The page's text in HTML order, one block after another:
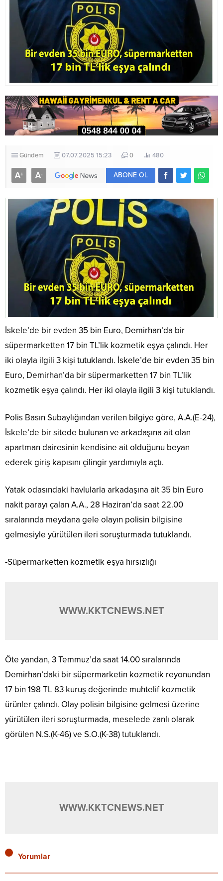
Gündem 07.07.2025 15:23 0 480
A+ A- ABONE OL
İskele’de bir evden 35 bin Euro, Demirhan’da bir
süpermarketten 17 bin TL’lik kozmetik eşya çalındı. Her
iki olayla ilgili 3 kişi tutuklandı. İskele’de bir evden 35 bin
Euro, Demirhan’da bir süpermarketten 17 bin TL’lik
kozmetik eşya çalındı. Her iki olayla ilgili 3 kişi tutuklandı.
Polis Basın Subaylığından verilen bilgiye göre, A.A.(E-24),
İskele’de bir sitede bulunan ve arkadaşına ait olan
apartman dairesinin kendisine ait olduğunu beyan
ederek giriş kapısını çilingir yardımıyla açtı.
Yatak odasındaki havlularla arkadaşına ait 35 bin Euro
nakit parayı çalan A.A., 28 Haziran’da saat 22.00
sıralarında meydana gele olayın polisin bilgisine
gelmesiyle yürütülen ileri soruşturmada tutuklandı.
-Süpermarketten kozmetik eşya hırsızlığı
WWW.KKTCNEWS.NET
Öte yandan, 3 Temmuz’da saat 14.00 sıralarında
Demirhan’daki bir süpermarketin kozmetik reyonundan
17 bin 198 TL 83 kuruş değerinde muhtelif kozmetik
ürünler çalındı. Olay polisin bilgisine gelmesi üzerine
yürütülen ileri soruşturmada, meselede zanlı olarak
görülen N.S.(K-46) ve S.O.(K-38) tutuklandı.
WWW.KKTCNEWS.NET
Yorumlar